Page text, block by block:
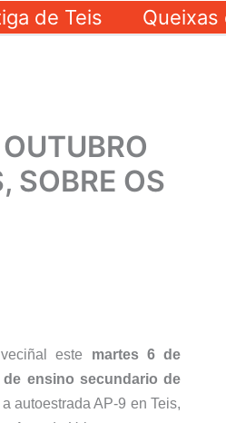
de Teis Queixas
SOBRE OS
este martes 6 de
ensino secundario de
autoestrada AP-9 en Teis,